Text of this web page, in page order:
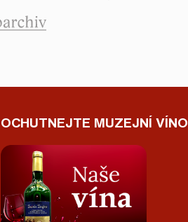
OCHUTNEJTE MUZEJNÍ VÍNO